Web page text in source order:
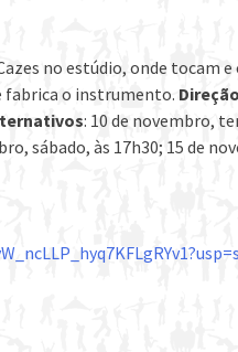
no estúdio, onde tocam e
fabrica o instrumento.
: 10 de novembro,
sábado, às 17h30; 15 de